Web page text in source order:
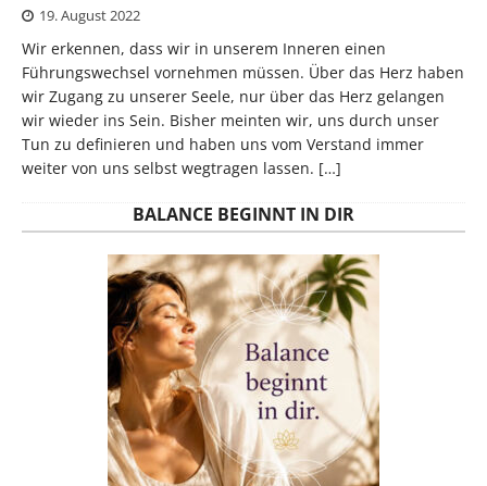
19. August 2022
Wir erkennen, dass wir in unserem Inneren einen
Führungswechsel vornehmen müssen. Über das Herz haben
wir Zugang zu unserer Seele, nur über das Herz gelangen
wir wieder ins Sein. Bisher meinten wir, uns durch unser
Tun zu definieren und haben uns vom Verstand immer
weiter von uns selbst wegtragen lassen. […]
BALANCE BEGINNT IN DIR